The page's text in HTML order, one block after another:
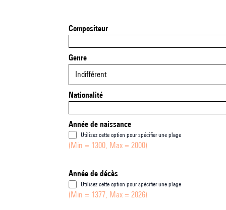
Compositeur
Genre
Indifférent
Nationalité
Année de naissance
Utilisez cette option pour spécifier une plage
(Min = 1300, Max = 2000)
Année de décès
Utilisez cette option pour spécifier une plage
(Min = 1377, Max = 2026)